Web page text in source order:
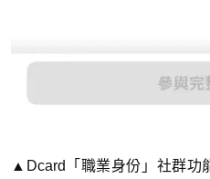
▲Dcard「職業身份」社群功